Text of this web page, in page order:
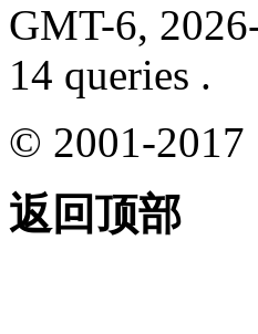
GMT-6,
14 queries .
© 2001-2017
返回顶部